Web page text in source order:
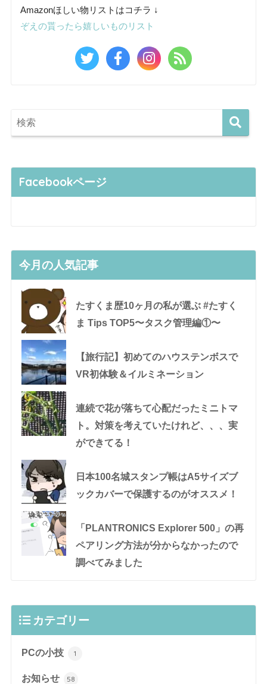
Amazonほしい物リストはコチラ ↓
ぞえの貰ったら嬉しいものリスト
Facebookページ
今月の人気記事
たすくま歴10ヶ月の私が選ぶ #たすく
ま Tips TOP5〜タスク管理編①〜
【旅行記】初めてのハウステンボスで
VR初体験＆イルミネーション
連続で花が落ちて心配だったミニトマ
ト。対策を考えていたけれど、、、実
ができてる！
日本100名城スタンプ帳はA5サイズブ
ックカバーで保護するのがオススメ！
「PLANTRONICS Explorer 500」の再
ペアリング方法が分からなかったので
調べてみました
カテゴリー
PCの小技 1
お知らせ 58